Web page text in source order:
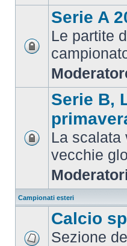
Serie A
Le partite
Serie B,
La scalata
vecchie
Campionati esteri
Calcio
Sezione